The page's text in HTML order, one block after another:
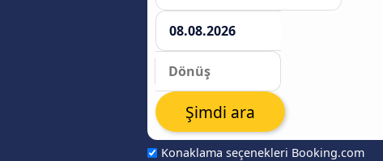
Konaklama seçenekleri Booking.com
Şimdi ara